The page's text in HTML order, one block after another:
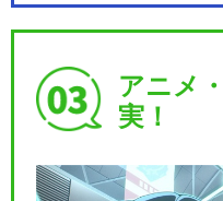
アニメ
実！